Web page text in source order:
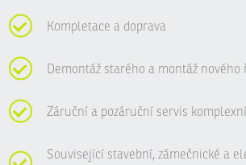
Kompletace a doprava
Demontáž starého a montáž nového
Záruční a pozáruční servis
Související stavební, zámečnické a